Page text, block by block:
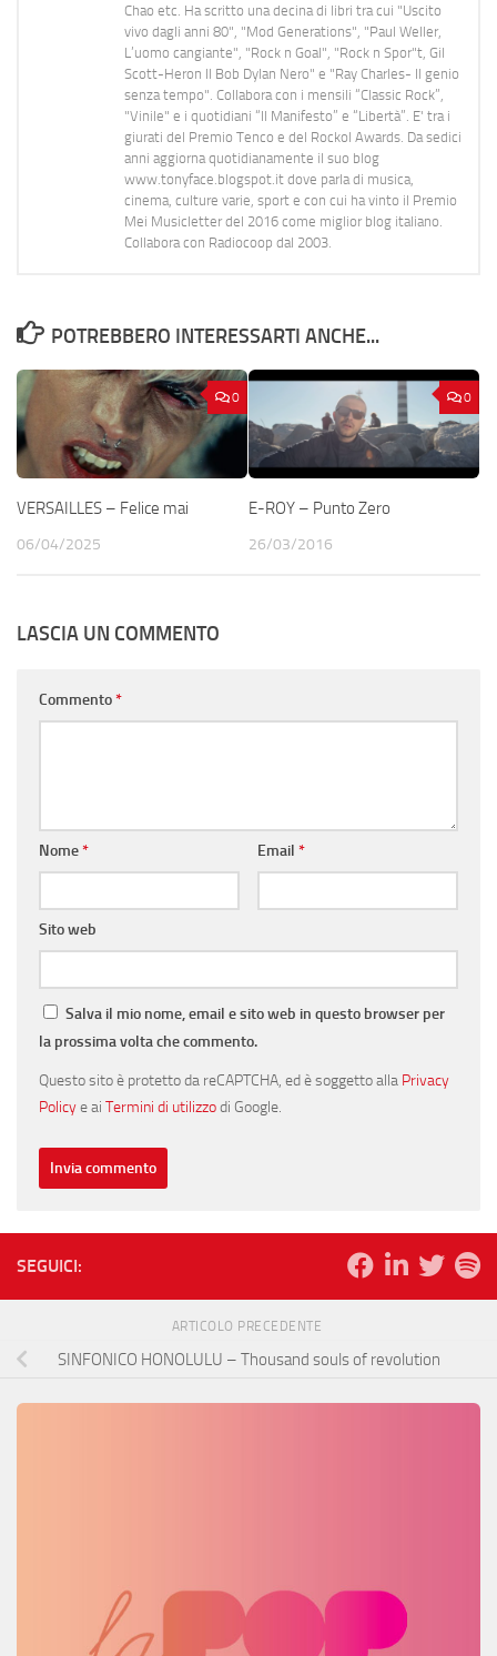
Chao etc. Ha scritto una decina di libri tra cui "Uscito
vivo dagli anni 80", "Mod Generations", "Paul Weller,
L’uomo cangiante", "Rock n Goal", "Rock n Spor"t, Gil
Scott-Heron Il Bob Dylan Nero" e "Ray Charles- Il genio
senza tempo". Collabora con i mensili “Classic Rock”,
"Vinile" e i quotidiani “Il Manifesto” e “Libertà”. E' tra i
giurati del Premio Tenco e del Rockol Awards. Da sedici
anni aggiorna quotidianamente il suo blog
www.tonyface.blogspot.it dove parla di musica,
cinema, culture varie, sport e con cui ha vinto il Premio
Mei Musicletter del 2016 come miglior blog italiano.
Collabora con Radiocoop dal 2003.
POTREBBERO INTERESSARTI ANCHE...
0
VERSAILLES – Felice mai
06/04/2025
0
E-ROY – Punto Zero
26/03/2016
LASCIA UN COMMENTO
Commento*
Nome* Email *
Sito web
Salva il mio nome, email e sito web in questo browser per
la prossima volta che commento.
Questo sito è protetto da reCAPTCHA, ed è soggetto alla Privacy
Policye ai Termini di utilizzodi Google.
SEGUICI:
ARTICOLO PRECEDENTE
SINFONICO HONOLULU – Thousand souls of revolution